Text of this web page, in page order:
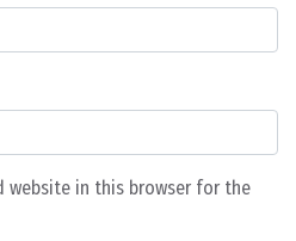
website in this browser for the